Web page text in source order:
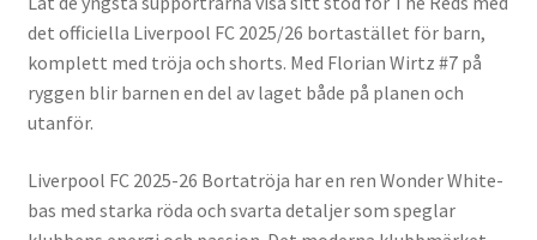
det officiella Liverpool FC 2025/26 bortastället för barn,
komplett med tröja och shorts. Med Florian Wirtz #7 på
ryggen blir barnen en del av laget både på planen och
utanför.
Liverpool FC 2025-26 Bortatröja har en ren Wonder White-
bas med starka röda och svarta detaljer som speglar